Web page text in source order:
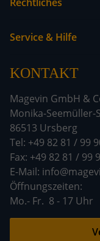
Service & Hilfe
KONTAKT
Magevin GmbH &
Monika-Seemüller-
86513 Ursberg
Tel: +49 82 81 / 99
Fax: +49 82 81 / 99
E-Mail:
Mo.- Fr. 8 - 17 Uhr